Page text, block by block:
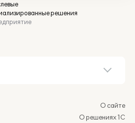
решения
О сайте
О решениях 1С